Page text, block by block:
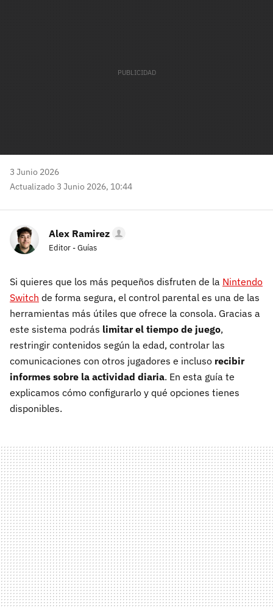
3 Junio 2026
Actualizado 3 Junio 2026, 10:44
Alex Ramirez
Editor - Guías
Si quieres que los más pequeños disfruten de la Nintendo
Switch de forma segura, el control parental es una de las
herramientas más útiles que ofrece la consola. Gracias a
este sistema podrás limitar el tiempo de juego,
restringir contenidos según la edad, controlar las
comunicaciones con otros jugadores e incluso recibir
informes sobre la actividad diaria. En esta guía te
explicamos cómo configurarlo y qué opciones tienes
disponibles.